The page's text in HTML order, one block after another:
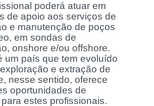
poderá atuar em
de apoio aos serviços de
e manutenção de poços
em sondas de
onshore e/ou offshore.
um país que tem evoluído
e extração de
nesse sentido, oferece
oportunidades de
estes profissionais.